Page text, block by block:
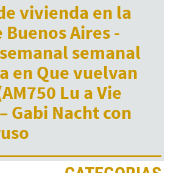
vivienda en la
Buenos Aires -
semanal
en Que vuelvan
Lu a Vie
Gabi Nacht con